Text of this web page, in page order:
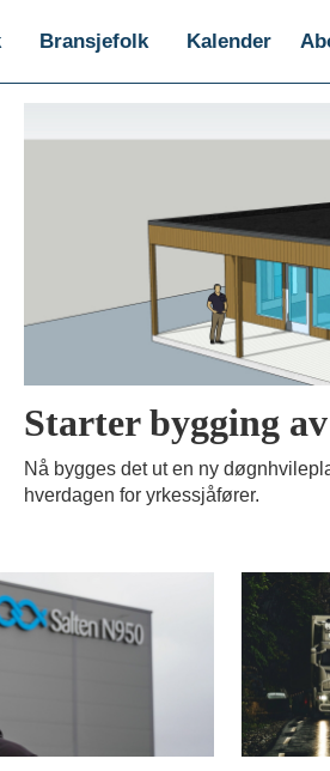
Bransjefolk Kalender
Starter bygging
Nå bygges det ut en ny
hverdagen for yrkessjåfører.